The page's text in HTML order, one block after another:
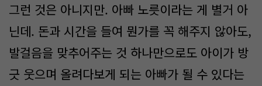
그런 것은 아니지만. 아빠 노릇이라는 게 별거 아
닌데. 돈과 시간을 들여 뭔가를 꼭 해주지 않아도,
발걸음을 맞추어주는 것 하나만으로도 아이가 방
긋 웃으며 올려다보게 되는 아빠가 될 수 있다는